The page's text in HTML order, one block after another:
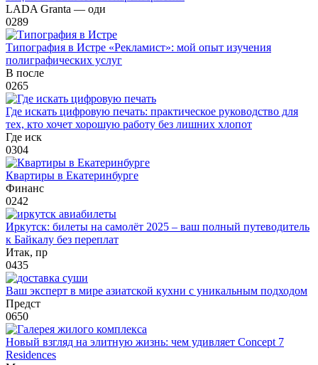
LADA Granta — оди
0289
Типография в Истре «Рекламист»: мой опыт изучения
полиграфических услуг
В после
0265
Где искать цифровую печать: практическое руководство для
тех, кто хочет хорошую работу без лишних хлопот
Где иск
0304
Квартиры в Екатеринбурге
Финанс
0242
Иркутск: билеты на самолёт 2025 – ваш полный путеводитель
к Байкалу без переплат
Итак, пр
0435
Ваш эксперт в мире азиатской кухни с уникальным подходом
Предст
0650
Новый взгляд на элитную жизнь: чем удивляет Concept 7
Residences